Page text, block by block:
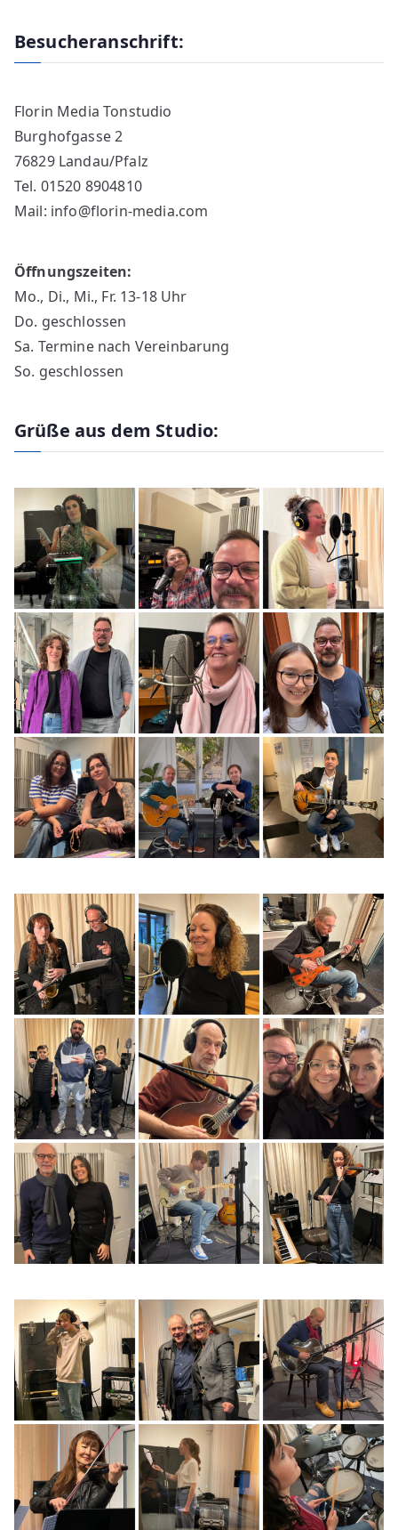
Besucheranschrift:
Florin Media Tonstudio
Burghofgasse 2
76829 Landau/Pfalz
Tel. 01520 8904810
Mail: info@florin-media.com
Öffnungszeiten:
Mo., Di., Mi., Fr. 13-18 Uhr
Do. geschlossen
Sa. Termine nach Vereinbarung
So. geschlossen
Grüße aus dem Studio: